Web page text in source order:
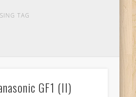
TAG
GF1 (II)